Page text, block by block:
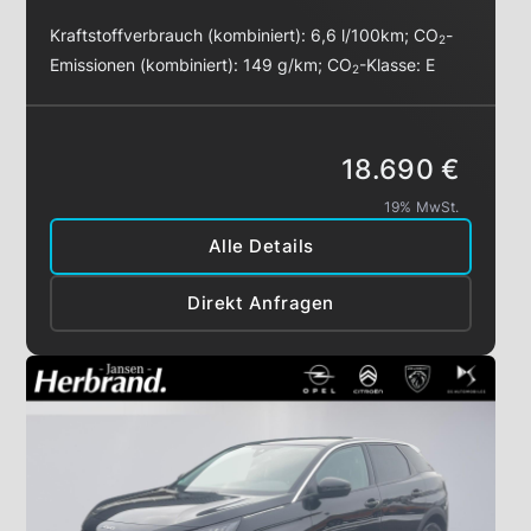
Kraftstoffverbrauch (kombiniert): 6,6 l/100km;CO2-
Emissionen (kombiniert): 149 g/km;CO2-Klasse: E
Alle Details
Direkt Anfragen
18.690 €
19% MwSt.